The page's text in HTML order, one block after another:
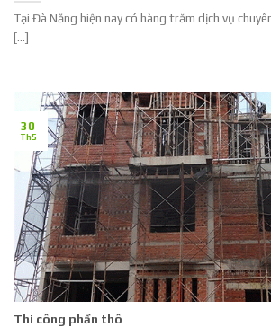
Tại Đà Nẵng hiện nay có hàng trăm dịch vụ
[...]
Thi công phần thô
30
Th5